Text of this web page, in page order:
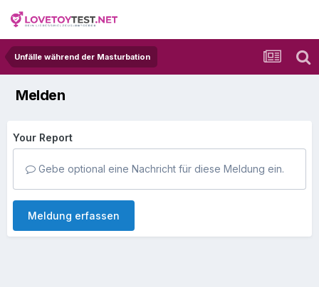
Unfälle während der Masturbation
Melden
Your Report
Gebe optional eine Nachricht für diese Meldung ein.
Meldung erfassen